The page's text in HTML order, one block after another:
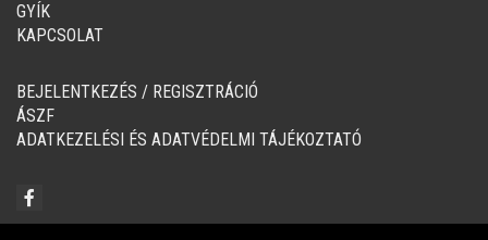
GYÍK
KAPCSOLAT
BEJELENTKEZÉS / REGISZTRÁCIÓ
ÁSZF
ADATKEZELÉSI ÉS ADATVÉDELMI TÁJÉKOZTATÓ